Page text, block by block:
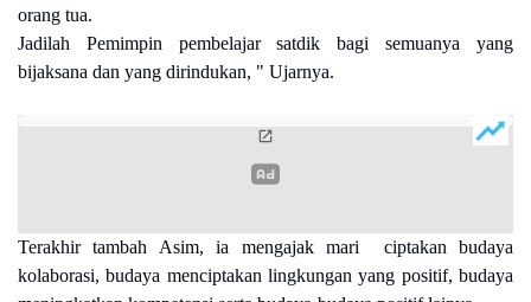
orang tua.
Jadilah Pemimpin pembelajar satdik bagi semuanya yang
bijaksana dan yang dirindukan, " Ujarnya.
Terakhir tambah Asim, ia mengajak mari ciptakan budaya
kolaborasi, budaya menciptakan lingkungan yang positif, budaya